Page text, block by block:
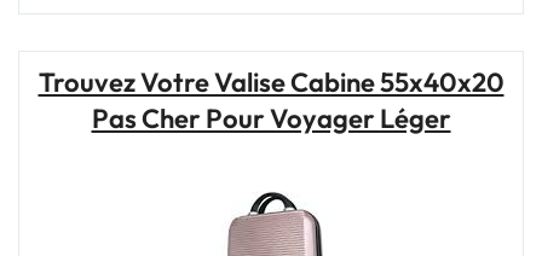
à
idéal
pour
:
Trouvez Votre Valise Cabine 55x40x20
Pas Cher Pour Voyager Léger